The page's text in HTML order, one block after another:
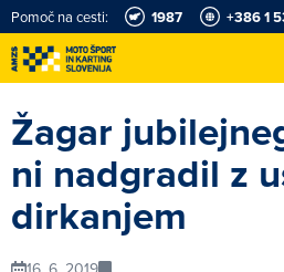
Pomoč na cesti: 1987 +386 1
Žagar
ni nadgradil z
dirkanjem